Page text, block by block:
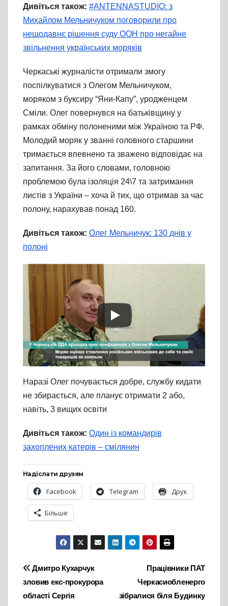
Дивіться також: #ANTENNASTUDIO: з
Михайлом Мельничуком поговорили про
нещодавнє рішення суду ООН про негайне
звільнення українських моряків
Черкаські журналісти отримали змогу
поспілкуватися з Олегом Мельничуком,
моряком з буксиру “Яни-Капу”, уродженцем
Сміли. Олег повернувся на батьківщину у
рамках обміну полоненими між Україною та РФ.
Молодий моряк у званні головного старшини
тримається впевнено та зважено відповідає на
запитання. За його словами, головною
проблемою була ізоляція 24\7 та затримання
листів з України – хоча й тих, що отримав за час
полону, нарахував понад 160.
Дивіться також: Олег Мельничук: 130 днів у
полоні
Наразі Олег почувається добре, службу кидати
не збирається, але планує отримати 2 або,
навіть, 3 вищих освіти
Дивіться також: Один із командирів
захоплених катерів – смілянин
Надіслати друзям
Facebook Telegram Друк
Більше
Навігація
записів
Працівники ПАТ
Черкасиобленерго
зібралися біля Будинку
Дмитро Кухарчук
зловив екс-прокурора
області Сергія